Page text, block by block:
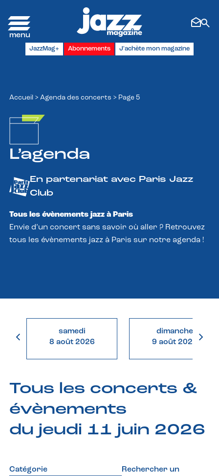
JazzMag+ Abonnements J'achète mon magazine
Accueil > Agenda des concerts > Page 5
L’agenda
En partenariat avec Paris Jazz
Club
Tous les évènements jazz à Paris
Envie d’un concert sans savoir où aller ? Retrouvez
tous les évènements jazz à Paris sur notre agenda !
samedi
8 août 2026
dimanche
9 août 2026
Tous les concerts &
évènements
du jeudi 11 juin 2026
Catégorie
Rechercher un